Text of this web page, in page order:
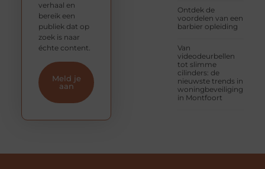
Ontdek de
voordelen van een
barbier opleiding
Van
videodeurbellen
tot slimme
cilinders: de
nieuwste trends in
woningbeveiliging
in Montfoort
verhaal en
bereik een
publiek dat op
zoek is naar
échte content.
Meld je
aan